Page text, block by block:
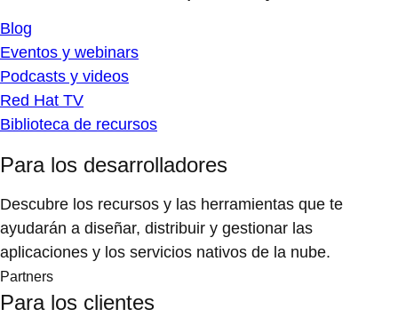
Blog
Eventos y webinars
Podcasts y videos
Red Hat TV
Biblioteca de recursos
Para los desarrolladores
Descubre los recursos y las herramientas que te
ayudarán a diseñar, distribuir y gestionar las
aplicaciones y los servicios nativos de la nube.
Partners
Para los clientes